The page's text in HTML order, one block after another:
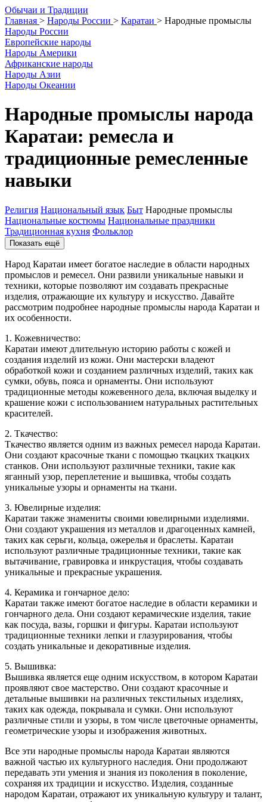
Обычаи и Традиции
Главная > Народы России > Каратаи > Народные промыслы
Народы России
Европейские народы
Народы Америки
Африканские народы
Народы Азии
Народы Океании
Народные промыслы народа
Каратаи: ремесла и
традиционные ремесленные
навыки
Религия Национальный язык Быт Народные промыслы
Национальные костюмы Национальные праздники
Традиционная кухня Фольклор
Показать ещё
Народ Каратаи имеет богатое наследие в области народных
промыслов и ремесел. Они развили уникальные навыки и
техники, которые позволяют им создавать прекрасные
изделия, отражающие их культуру и искусство. Давайте
рассмотрим подробнее народные промыслы народа Каратаи и
их особенности.
1. Кожевничество:
Каратаи имеют длительную историю работы с кожей и
создания изделий из кожи. Они мастерски владеют
обработкой кожи и созданием различных изделий, таких как
сумки, обувь, пояса и орнаменты. Они используют
традиционные методы кожевенного дела, включая выделку и
крашение кожи с использованием натуральных растительных
красителей.
2. Ткачество:
Ткачество является одним из важных ремесел народа Каратаи.
Они создают красочные ткани с помощью ткацких ткацких
станков. Они используют различные техники, такие как
яганный узор, переплетение и вышивка, чтобы создать
уникальные узоры и орнаменты на ткани.
3. Ювелирные изделия:
Каратаи также знамениты своими ювелирными изделиями.
Они создают украшения из металлов и драгоценных камней,
таких как серьги, кольца, ожерелья и браслеты. Каратаи
используют различные традиционные техники, такие как
вытачивание, гравировка и инкрустация, чтобы создавать
уникальные и прекрасные украшения.
4. Керамика и гончарное дело:
Каратаи также имеют богатое наследие в области керамики и
гончарного дела. Они создают керамические изделия, такие
как посуда, вазы, горшки и фигуры. Каратаи используют
традиционные техники лепки и глазурирования, чтобы
создать уникальные и декоративные изделия.
5. Вышивка:
Вышивка является еще одним искусством, в котором Каратаи
проявляют свое мастерство. Они создают красочные и
детальные вышивки на различных текстильных изделиях,
таких как одежда, покрывала и сумки. Они используют
различные стили и узоры, в том числе цветочные орнаменты,
геометрические узоры и изображения животных.
Все эти народные промыслы народа Каратаи являются
важной частью их культурного наследия. Они продолжают
передавать эти умения и знания из поколения в поколение,
сохраняя их традиции и искусство. Изделия, созданные
народом Каратаи, отражают их уникальную культуру и талант,